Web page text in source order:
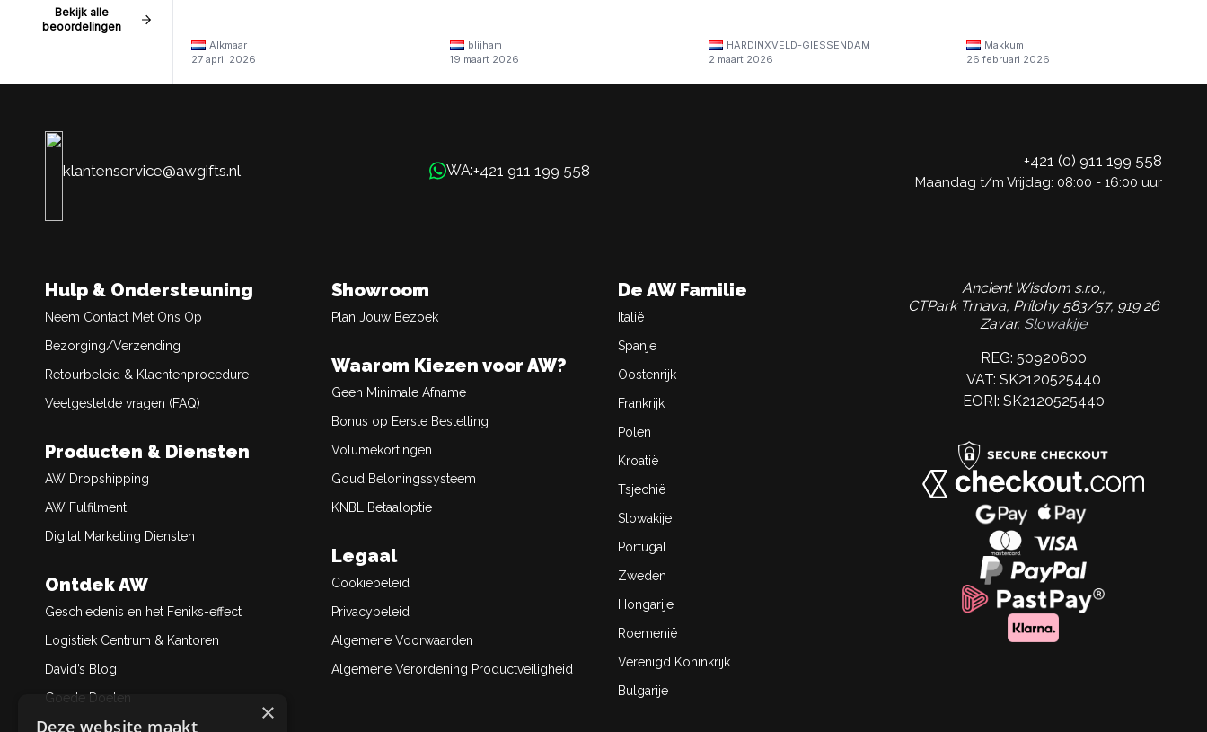
Bekijk alle
beoordelingen
Alkmaar
27 april 2026
blijham
19 maart 2026
HARDINXVELD-GIESSENDAM
2 maart 2026
Makkum
26 februari 2026
klantenservice@awgifts.nl WA:+421 911 199 558
+421 (0) 911 199 558
Maandag t/m Vrijdag: 08:00 - 16:00 uur
Hulp & Ondersteuning
Neem Contact Met Ons Op
Bezorging/Verzending
Retourbeleid & Klachtenprocedure
Veelgestelde vragen (FAQ)
Producten & Diensten
AW Dropshipping
AW Fulfilment
Digital Marketing Diensten
Ontdek AW
Geschiedenis en het Feniks-effect
Logistiek Centrum & Kantoren
David’s Blog
Goede Doelen
Showroom
Plan Jouw Bezoek
Waarom Kiezen voor AW?
Geen Minimale Afname
Bonus op Eerste Bestelling
Volumekortingen
Goud Beloningssysteem
KNBL Betaaloptie
Legaal
Cookiebeleid
Privacybeleid
Algemene Voorwaarden
Algemene Verordening Productveiligheid
De AW Familie
Italië
Spanje
Oostenrijk
Frankrijk
Polen
Kroatië
Tsjechië
Slowakije
Portugal
Zweden
Hongarije
Roemenië
Verenigd Koninkrijk
Bulgarije
Ancient Wisdom s.r.o.,
CTPark Trnava, Prílohy 583/57, 919 26
Zavar, Slowakije
REG: 50920600
VAT: SK2120525440
EORI: SK2120525440
×
Deze website maakt